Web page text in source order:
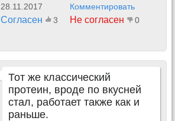
28.11.2017 Комментировать
Согласен 3 Не согласен 0
Тот же классический
протеин, вроде по вкусней
стал, работает также как и
раньше.